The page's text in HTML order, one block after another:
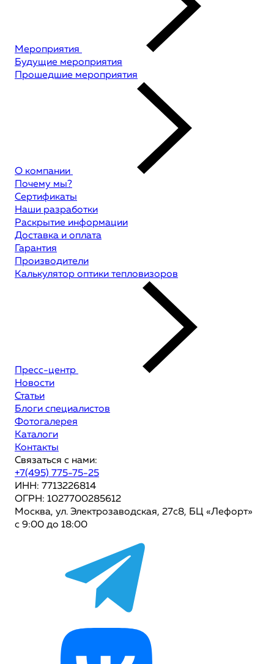
Мероприятия
Будущие мероприятия
Прошедшие мероприятия
О компании
Почему мы?
Сертификаты
Наши разработки
Раскрытие информации
Доставка и оплата
Гарантия
Производители
Калькулятор оптики тепловизоров
Пресс-центр
Новости
Статьи
Блоги специалистов
Фотогалерея
Каталоги
Контакты
Связаться с нами:
+7(495) 775-75-25
ИНН: 7713226814
ОГРН: 1027700285612
Москва, ул. Электрозаводская, 27с8, БЦ «Лефорт»
с 9:00 до 18:00